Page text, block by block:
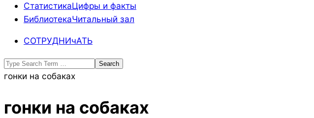
СтатистикаЦифры и факты
БиблиотекаЧитальный зал
СОТРУДНИчАТЬ
Search
гонки на собаках
гонки на собаках